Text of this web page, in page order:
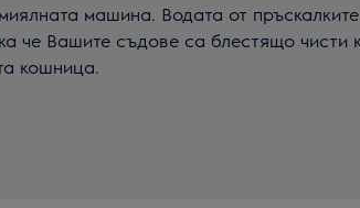
машина. Водата от
че Вашите съдове са блестящо чисти
кошница.